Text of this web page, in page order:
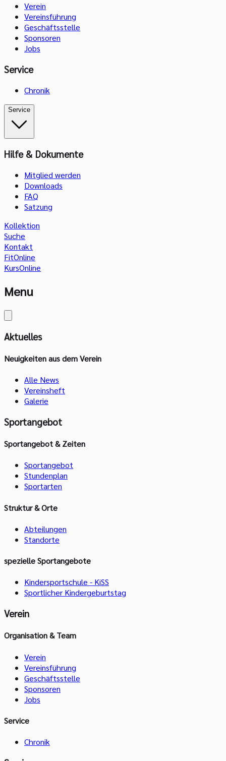
Verein
Vereinsführung
Geschäftsstelle
Sponsoren
Jobs
Service
Chronik
Service
Hilfe & Dokumente
Mitglied werden
Downloads
FAQ
Satzung
Kollektion
Suche
Kontakt
FitOnline
KursOnline
Menu
Aktuelles
Neuigkeiten aus dem Verein
Alle News
Vereinsheft
Galerie
Sportangebot
Sportangebot & Zeiten
Sportangebot
Stundenplan
Sportarten
Struktur & Orte
Abteilungen
Standorte
spezielle Sportangebote
Kindersportschule - KiSS
Sportlicher Kindergeburtstag
Verein
Organisation & Team
Verein
Vereinsführung
Geschäftsstelle
Sponsoren
Jobs
Service
Chronik